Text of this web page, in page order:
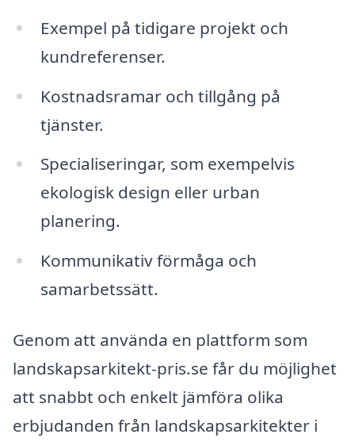
Exempel på tidigare projekt och
kundreferenser.
Kostnadsramar och tillgång på
tjänster.
Specialiseringar, som exempelvis
ekologisk design eller urban
planering.
Kommunikativ förmåga och
samarbetssätt.
Genom att använda en plattform som
landskapsarkitekt-pris.se får du möjlighet
att snabbt och enkelt jämföra olika
erbjudanden från landskapsarkitekter i